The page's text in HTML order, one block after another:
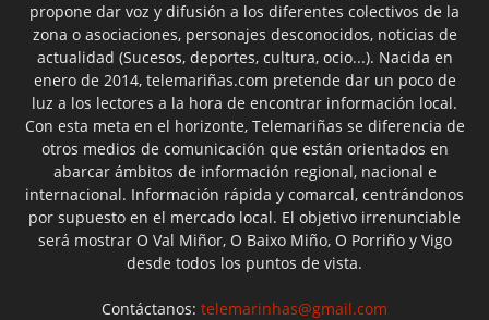
propone dar voz y difusión a los diferentes colectivos de la
zona o asociaciones, personajes desconocidos, noticias de
actualidad (Sucesos, deportes, cultura, ocio...). Nacida en
enero de 2014, telemariñas.com pretende dar un poco de
luz a los lectores a la hora de encontrar información local.
Con esta meta en el horizonte, Telemariñas se diferencia de
otros medios de comunicación que están orientados en
abarcar ámbitos de información regional, nacional e
internacional. Información rápida y comarcal, centrándonos
por supuesto en el mercado local. El objetivo irrenunciable
será mostrar O Val Miñor, O Baixo Miño, O Porriño y Vigo
desde todos los puntos de vista.
Contáctanos: telemarinhas@gmail.com